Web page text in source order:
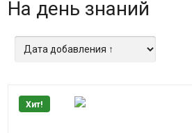
На день знаний
Хит!